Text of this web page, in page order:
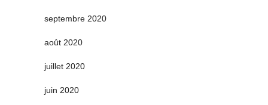
septembre 2020
août 2020
juillet 2020
juin 2020